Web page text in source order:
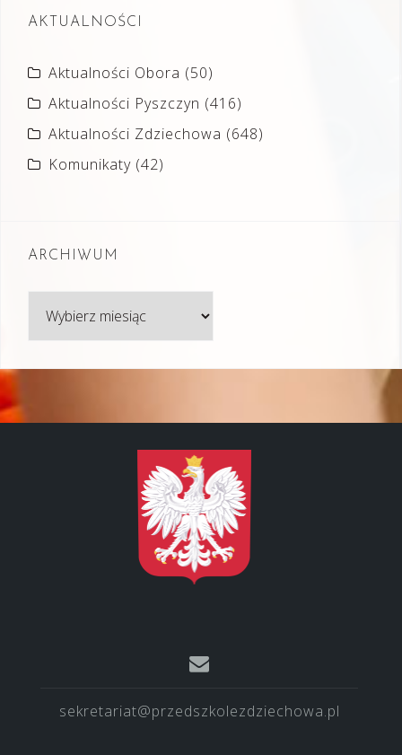
AKTUALNOŚCI
Aktualności Obora (50)
Aktualności Pyszczyn (416)
Aktualności Zdziechowa (648)
Komunikaty (42)
ARCHIWUM
sekretariat@przedszkolezdziechowa.pl